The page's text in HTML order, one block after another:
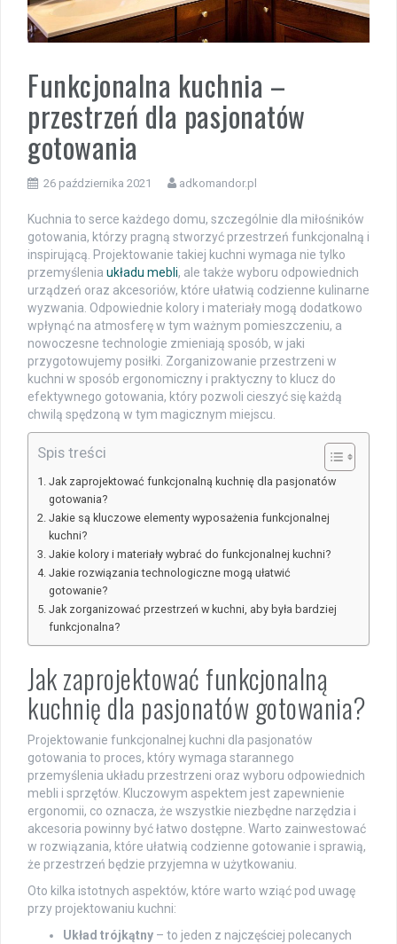
Funkcjonalna kuchnia –
przestrzeń dla pasjonatów
gotowania
26 października 2021 adkomandor.pl
Kuchnia to serce każdego domu, szczególnie dla miłośników
gotowania, którzy pragną stworzyć przestrzeń funkcjonalną i
inspirującą. Projektowanie takiej kuchni wymaga nie tylko
przemyślenia układu mebli, ale także wyboru odpowiednich
urządzeń oraz akcesoriów, które ułatwią codzienne kulinarne
wyzwania. Odpowiednie kolory i materiały mogą dodatkowo
wpłynąć na atmosferę w tym ważnym pomieszczeniu, a
nowoczesne technologie zmieniają sposób, w jaki
przygotowujemy posiłki. Zorganizowanie przestrzeni w
kuchni w sposób ergonomiczny i praktyczny to klucz do
efektywnego gotowania, który pozwoli cieszyć się każdą
chwilą spędzoną w tym magicznym miejscu.
Spis treści
Jak zaprojektować funkcjonalną kuchnię dla pasjonatów
gotowania?
Jakie są kluczowe elementy wyposażenia funkcjonalnej
kuchni?
Jakie kolory i materiały wybrać do funkcjonalnej kuchni?
Jakie rozwiązania technologiczne mogą ułatwić
gotowanie?
Jak zorganizować przestrzeń w kuchni, aby była bardziej
funkcjonalna?
Jak zaprojektować funkcjonalną
kuchnię dla pasjonatów gotowania?
Projektowanie funkcjonalnej kuchni dla pasjonatów
gotowania to proces, który wymaga starannego
przemyślenia układu przestrzeni oraz wyboru odpowiednich
mebli i sprzętów. Kluczowym aspektem jest zapewnienie
ergonomii, co oznacza, że wszystkie niezbędne narzędzia i
akcesoria powinny być łatwo dostępne. Warto zainwestować
w rozwiązania, które ułatwią codzienne gotowanie i sprawią,
że przestrzeń będzie przyjemna w użytkowaniu.
Oto kilka istotnych aspektów, które warto wziąć pod uwagę
przy projektowaniu kuchni:
Układ trójkątny – to jeden z najczęściej polecanych